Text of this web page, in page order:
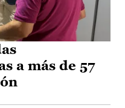
a más de 57